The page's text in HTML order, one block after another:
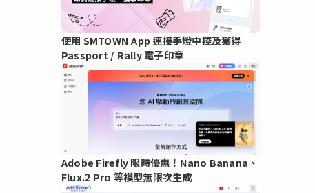
使用 SMTOWN App 連接手燈中控及獲得
Passport / Rally 電子印章
Adobe Firefly 限時優惠！Nano Banana、
Flux.2 Pro 等模型無限次生成